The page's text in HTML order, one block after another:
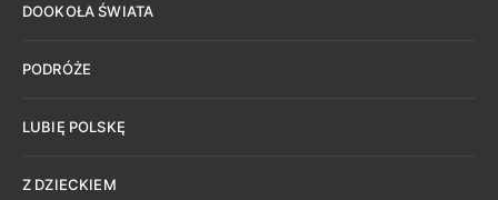
DOOKOŁA ŚWIATA
PODRÓŻE
LUBIĘ POLSKĘ
Z DZIECKIEM